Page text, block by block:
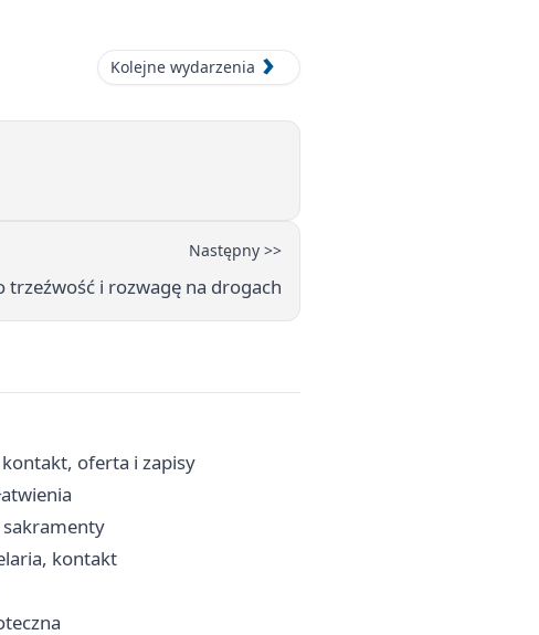
Kolejne wydarzenia
Następny >>
trzeźwość i rozwagę na drogach
oferta i zapisy
sakramenty
kontakt